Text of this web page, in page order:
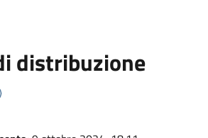
distribuzione